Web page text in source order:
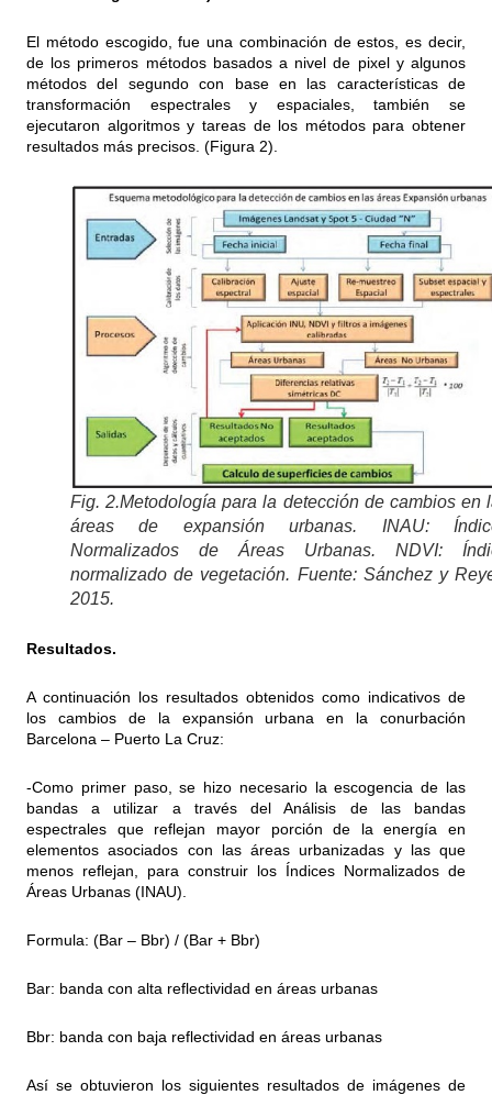
El método escogido, fue una combinación de estos, es decir,
de los primeros métodos basados a nivel de pixel y algunos
métodos del segundo con base en las características de
transformación espectrales y espaciales, también se
ejecutaron algoritmos y tareas de los métodos para obtener
resultados más precisos. (Figura 2).
Fig. 2.Metodología para la detección de cambios en
áreas de expansión urbanas. INAU:
Normalizados de Áreas Urbanas. NDVI:
normalizado de vegetación. Fuente: Sánchez y
2015.
Resultados.
A continuación los resultados obtenidos como indicativos de
los cambios de la expansión urbana en la conurbación
Barcelona – Puerto La Cruz:
-Como primer paso, se hizo necesario la escogencia de las
bandas a utilizar a través del Análisis de las bandas
espectrales que reflejan mayor porción de la energía en
elementos asociados con las áreas urbanizadas y las que
menos reflejan, para construir los Índices Normalizados de
Áreas Urbanas (INAU).
Formula: (Bar – Bbr) / (Bar + Bbr)
Bar: banda con alta reflectividad en áreas urbanas
Bbr: banda con baja reflectividad en áreas urbanas
Así se obtuvieron los siguientes resultados de imágenes de